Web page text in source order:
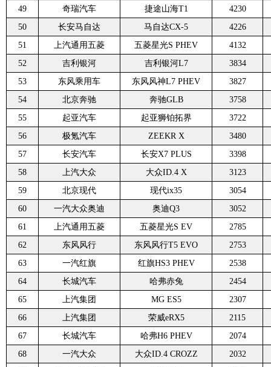
49
奇瑞汽车 捷途山海T1
4230
50
长安马自达 马自达CX-5
4226
51
上汽通用五菱 五菱星光S PHEV
4132
52
吉利银河 吉利银河L7
3834
53
东风乘用车 东风风神L7 PHEV
3827
54
北京奔驰 奔驰GLB
3758
55
起亚汽车 起亚狮铂拓界
3722
56
极氪汽车 ZEEKR X
3480
57
长安汽车 长安X7 PLUS
3398
58
上汽大众 大众ID.4 X
3123
59
北京现代 现代ix35
3054
60
一汽大众奥迪 奥迪Q3
3052
61
上汽通用五菱 五菱星光S EV
2785
62
东风风行 东风风行T5 EVO
2753
63
一汽红旗 红旗HS3 PHEV
2538
64
长城汽车 哈弗赤兔
2454
65
上汽集团 MG ES5
2307
66
上汽集团 荣威eRX5
2115
67
长城汽车 哈弗H6 PHEV
2074
68
一汽大众 大众ID.4 CROZZ
2032